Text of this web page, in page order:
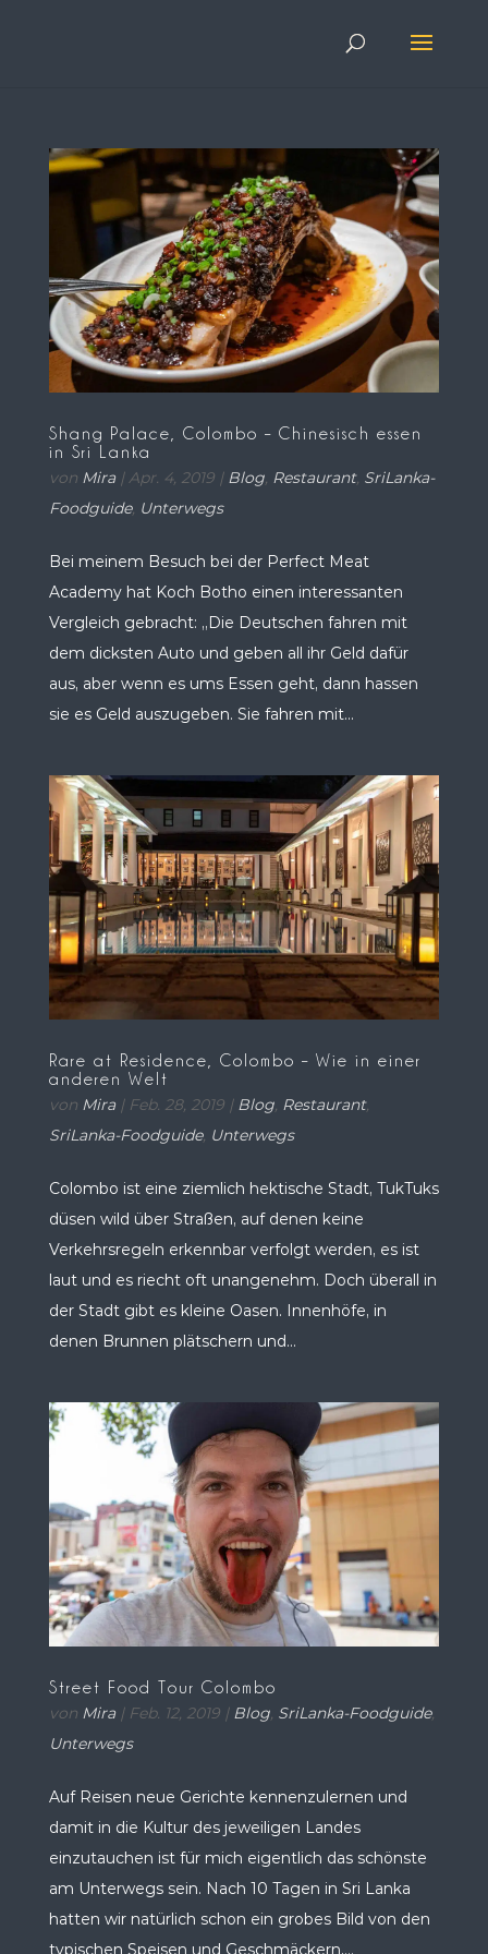
Shang Palace, Colombo – Chinesisch essen
in Sri Lanka
von Mira|Apr. 4, 2019| Blog, Restaurant, SriLanka-
Foodguide, Unterwegs
Bei meinem Besuch bei der Perfect Meat
Academy hat Koch Botho einen interessanten
Vergleich gebracht: „Die Deutschen fahren mit
dem dicksten Auto und geben all ihr Geld dafür
aus, aber wenn es ums Essen geht, dann hassen
sie es Geld auszugeben. Sie fahren mit...
Rare at Residence, Colombo – Wie in einer
anderen Welt
von Mira| Feb. 28, 2019| Blog, Restaurant,
SriLanka-Foodguide, Unterwegs
Colombo ist eine ziemlich hektische Stadt, TukTuks
düsen wild über Straßen, auf denen keine
Verkehrsregeln erkennbar verfolgt werden, es ist
laut und es riecht oft unangenehm. Doch überall in
der Stadt gibt es kleine Oasen. Innenhöfe, in
denen Brunnen plätschern und...
Street Food Tour Colombo
von Mira| Feb. 12, 2019| Blog, SriLanka-Foodguide,
Unterwegs
Auf Reisen neue Gerichte kennenzulernen und
damit in die Kultur des jeweiligen Landes
einzutauchen ist für mich eigentlich das schönste
am Unterwegs sein. Nach 10 Tagen in Sri Lanka
hatten wir natürlich schon ein grobes Bild von den
typischen Speisen und Geschmäckern,...